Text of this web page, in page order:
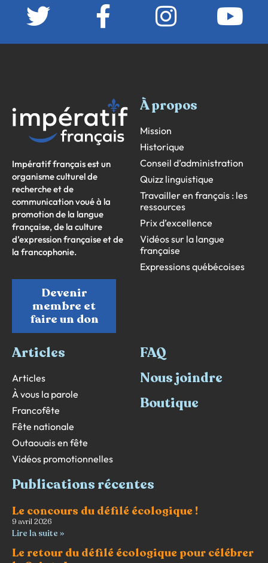
Impératif français est un
organisme culturel de
recherche et de
communication voué à la
promotion de la langue
française, de la culture
d’expression française et de
la francophonie.
Devenir
membre et
faire un don
À propos
Mission
Historique
Conseil d’administration
Quizz linguistique
Travailler en français : les
ressources
Prix d’excellence
Vidéos sur la langue
française
Expressions québécoises
Articles
Articles
À vous la parole
Francofête
Fête nationale
Outaouais en fête
Vidéos promotionnelles
FAQ
Nous joindre
Boutique
Publications récentes
Le concours du défilé écologique !
9 avril 2026
Lire la suite »
Le retour du défilé écologique pour célébrer